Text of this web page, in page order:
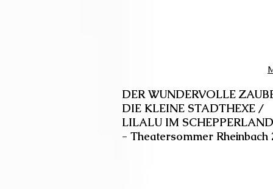
DER WUNDERVOLLE
DIE KLEINE STADTHEXE /
LILALU IM SCHEPPERLAND
- Theatersommer Rheinbach